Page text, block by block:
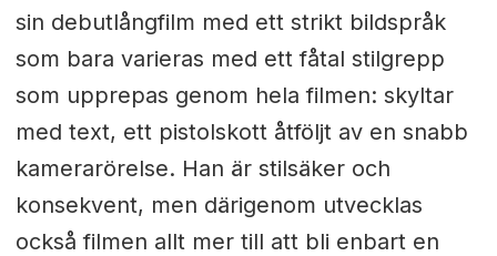
sin debutlångfilm med ett strikt bildspråk
som bara varieras med ett fåtal stilgrepp
som upprepas genom hela filmen: skyltar
med text, ett pistolskott åtföljt av en snabb
kamerarörelse. Han är stilsäker och
konsekvent, men därigenom utvecklas
också filmen allt mer till att bli enbart en